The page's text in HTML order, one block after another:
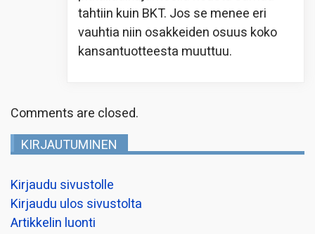
tahtiin kuin BKT. Jos se menee eri
vauhtia niin osakkeiden osuus koko
kansantuotteesta muuttuu.
Comments are closed.
KIRJAUTUMINEN
Kirjaudu sivustolle
Kirjaudu ulos sivustolta
Artikkelin luonti